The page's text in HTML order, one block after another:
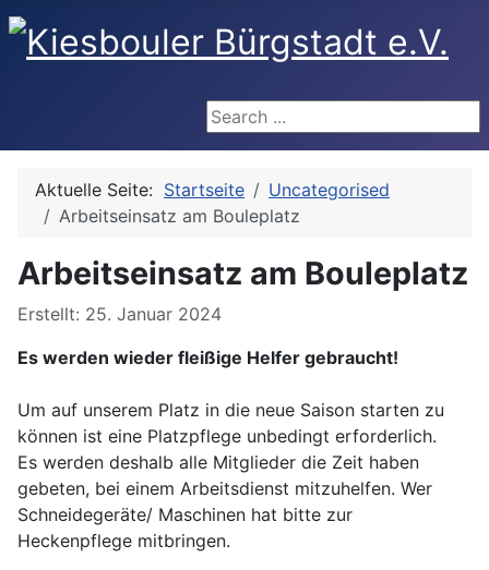
Search ...
Aktuelle Seite: Startseite
Uncategorised
Arbeitseinsatz am Bouleplatz
Arbeitseinsatz am Bouleplatz
Details
Erstellt: 25. Januar 2024
Es werden wieder fleißige Helfer gebraucht!
Um auf unserem Platz in die neue Saison starten zu
können ist eine Platzpflege unbedingt erforderlich.
Es werden deshalb alle Mitglieder die Zeit haben
gebeten, bei einem Arbeitsdienst mitzuhelfen. Wer
Schneidegeräte/ Maschinen hat bitte zur
Heckenpflege mitbringen.